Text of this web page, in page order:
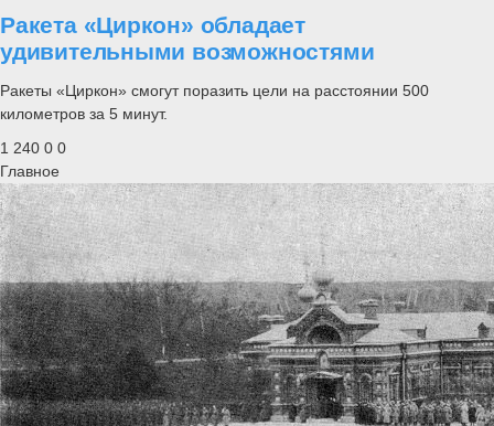
Ракета «Циркон» обладает
удивительными возможностями
Ракеты «Циркон» смогут поразить цели на расстоянии 500
километров за 5 минут.
1 240 0 0
Главное